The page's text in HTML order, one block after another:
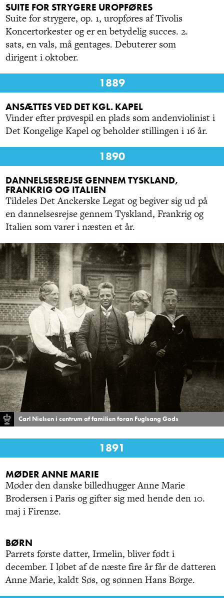
SUITE FOR STRYGERE UROPFØRES
Suite for strygere, op. 1, uropføres af Tivolis
Koncertorkester og er en betydelig succes. 2.
sats, en vals, må gentages. Debuterer som
dirigent i oktober.
1889
ANSÆTTES VED DET KGL. KAPEL
Vinder efter prøvespil en plads som andenviolinist i
Det Kongelige Kapel og beholder stillingen i 16 år.
1890
DANNELSESREJSE GENNEM TYSKLAND,
FRANKRIG OG ITALIEN
Tildeles Det Anckerske Legat og begiver sig ud på
en dannelsesrejse gennem Tyskland, Frankrig og
Italien som varer i næsten et år.
Carl Nielsen i centrum af familien foran Fuglsang Gods
1891
MØDER ANNE MARIE
Møder den danske billedhugger Anne Marie
Brodersen i Paris og gifter sig med hende den 10.
maj i Firenze.
BØRN
Parrets første datter, Irmelin, bliver født i
december. I løbet af de næste fire år får de datteren
Anne Marie, kaldt Søs, og sønnen Hans Børge.